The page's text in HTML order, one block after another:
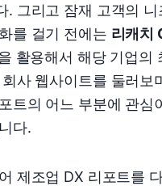
. 그리고 잠재 고객의
를 걸기 전에는 리캐치
활용해서 해당 기업의
회사 웹사이트를 둘러보
트의 어느 부분에 관심
다.
제조업 DX 리포트를